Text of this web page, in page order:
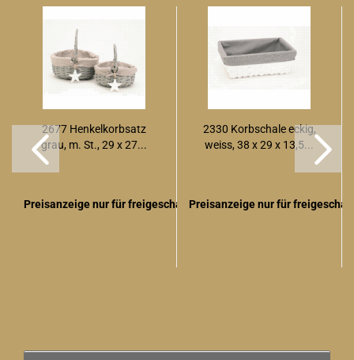
2677 Henkelkorbsatz
grau, m. St., 29 x 27...
Preisanzeige nur für freigeschaltete Kunden
2330 Korbschale eckig,
weiss, 38 x 29 x 13,5...
Preisanzeige nur für